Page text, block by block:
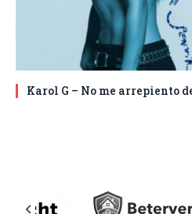
Karol G – No me arrepiento